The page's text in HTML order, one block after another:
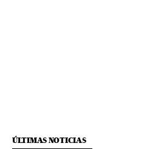
ÚLTIMAS NOTICIAS